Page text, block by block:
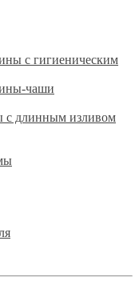
с гигиеническим
чаши
с длинным изливом